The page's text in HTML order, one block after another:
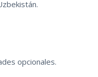
opcionales.